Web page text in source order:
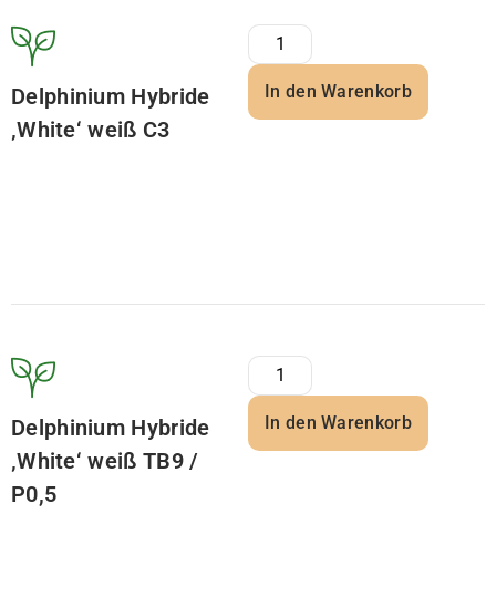
Delphinium Hybride
‚White‘ weiß C3
In den Warenkorb
Delphinium Hybride
‚White‘ weiß TB9 /
P0,5
In den Warenkorb